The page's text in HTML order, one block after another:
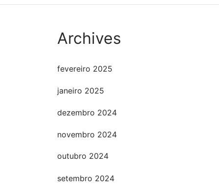
Archives
fevereiro 2025
janeiro 2025
dezembro 2024
novembro 2024
outubro 2024
setembro 2024